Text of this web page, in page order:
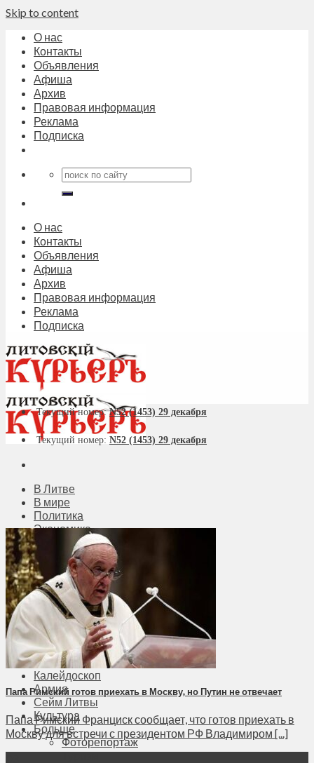
Skip to content
О нас
Контакты
Объявления
Афиша
Архив
Правовая информация
Реклама
Подписка
О нас
Контакты
Объявления
Афиша
Архив
Правовая информация
Реклама
Подписка
В Литве
В мире
Политика
Экономика
Бизнес
Общество
Мнения
Вильнюс
Клайпеда
Висагинас
Регионы
Соседи
Транспорт
Выбор читателей
Калейдоскоп
Армия
Сейм Литвы
Культура
Больше
Фоторепортаж
Туризм
Текущий номер:N52 (1453) 29 декабря
Текущий номер: N52 (1453) 29 декабря
Папа Римский готов приехать в Москву, но Путин не отвечает
Папа Римский Франциск сообщает, что готов приехать в
Москву для встречи с президентом РФ Владимиром [...]